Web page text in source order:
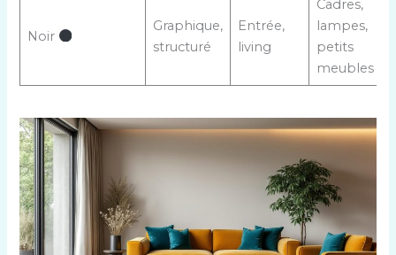
Noir
Graphique,
structuré
Entrée,
living
Cadres,
lampes,
petits
meubles